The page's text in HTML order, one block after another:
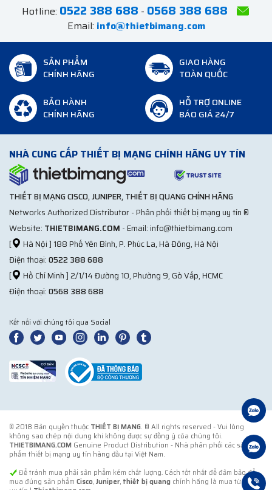
Hotline: 0522 388 688 - 0568 388 688
Email: info@thietbimang.com
SẢN PHẨM
CHÍNH HÃNG
GIAO HÀNG
TOÀN QUỐC
BẢO HÀNH
CHÍNH HÃNG
HỖ TRỢ ONLINE
BÁO GIÁ 24/7
NHÀ CUNG CẤP THIẾT BỊ MẠNG CHÍNH HÃNG UY TÍN
THIẾT BỊ MẠNG CISCO, JUNIPER, THIẾT BỊ QUANG CHÍNH HÃNG
Networks Authorized Distributor - Phân phối thiết bị mạng uy tín ®
Website: THIETBIMANG.COM - Email: info@thietbimang.com
[
Hà Nội ] 188 Phố Yên Bình, P. Phúc La, Hà Đông, Hà Nội
Điện thoại:0522 388 688
[
Hồ Chí Minh ] 2/1/14 Đường 10, Phường 9, Gò Vấp, HCMC
Điện thoại:0568 388 688
Kết nối với chúng tôi qua Social
© 2018 Bản quyền thuộc THIẾT BỊ MẠNG. ® All rights reserved - Vui lòng
không sao chép nội dung khi không được sự đồng ý của chúng tôi.
THIETBIMANG.COM Genuine Product Distribution - Nhà phân phối các sản
phẩm thiết bị mạng uy tín hàng đầu tại Việt Nam.
Để tránh mua phải sản phẩm kém chất lượng. Cách tốt nhất để đảm bảo để
mua đúng sản phẩm Cisco,Juniper, thiết bị quang chính hãng là mua từ đơn vị